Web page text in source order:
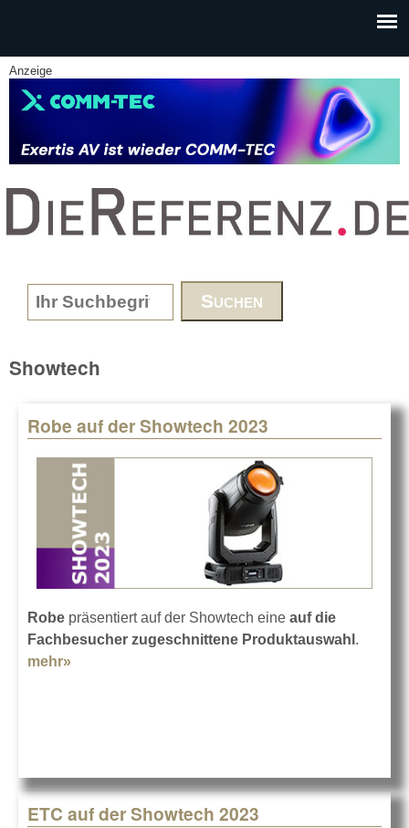
Anzeige
www.DieReferenz.de
Search form
Showtech
Robe auf der Showtech 2023
Robe präsentiert auf der Showtech eine auf die
Fachbesucher zugeschnittene Produktauswahl .
mehr»
ETC auf der Showtech 2023